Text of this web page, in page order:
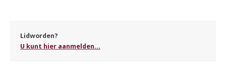
Lidworden?
U kunt hier aanmelden...